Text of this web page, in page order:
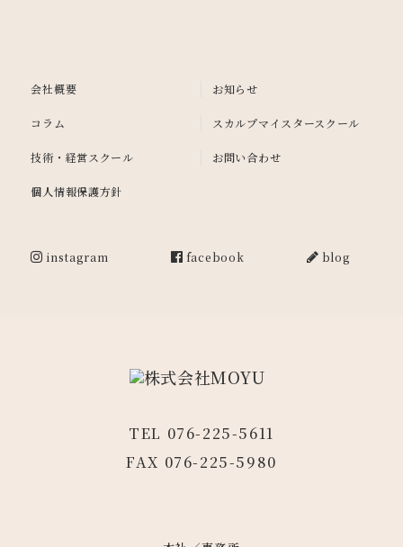
会社概要 お知らせ
コラム スカルプマイスタースクール
技術・経営スクール お問い合わせ
個人情報保護方針
instagram facebook blog
TEL 076-225-5611
FAX 076-225-5980